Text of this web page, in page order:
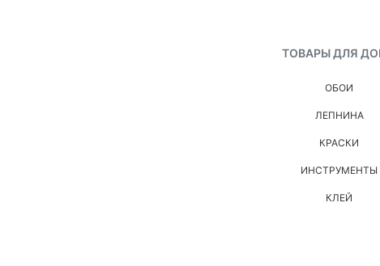
ТОВАРЫ ДЛЯ
ОБОИ
ЛЕПНИНА
КРАСКИ
ИНСТРУМЕНТЫ
КЛЕЙ